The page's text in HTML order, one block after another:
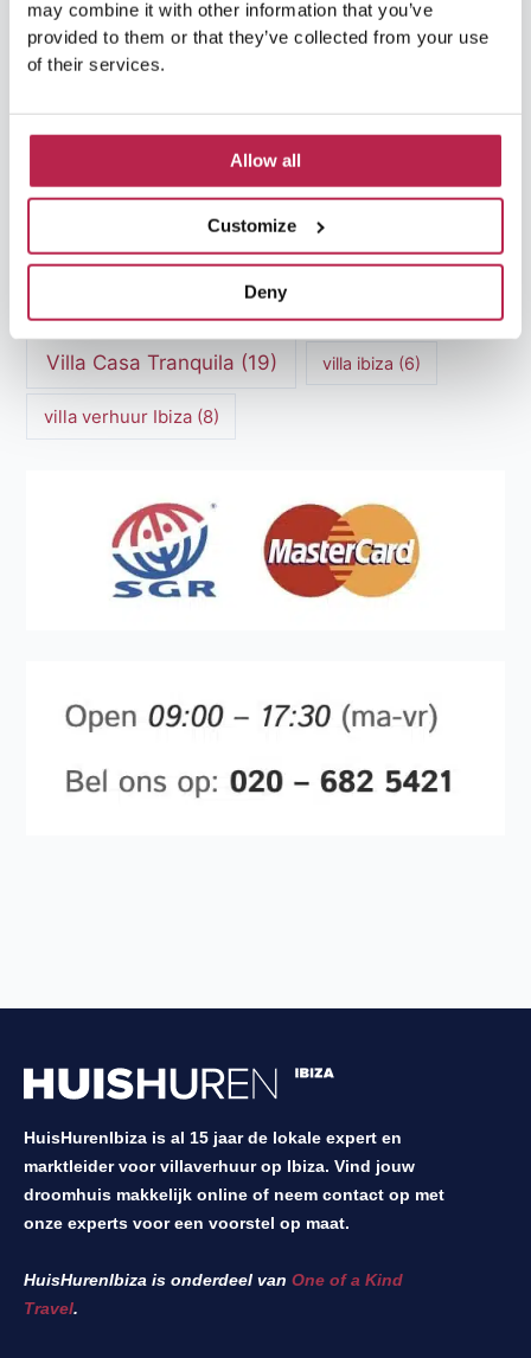
may combine it with other information that you’ve
provided to them or that they’ve collected from your use
of their services.
Allow all
Customize
Deny
Luxe Villa Verhuur
Luxe Villa Verhuur Ibiza(8) Middellandse Zee(5)
Natuurlijke schoonheid Ibiza(6)
Sa Pedrera de Cala d'Hort(5)
Villa Casa Tranquila (19) villa ibiza (6)
villa verhuur Ibiza(8)
HuisHurenIbiza is al 15 jaar de lokale expert en
marktleider voor villaverhuur op Ibiza. Vind jouw
droomhuis makkelijk online of neem contact op met
onze experts voor een voorstel op maat.
HuisHurenIbiza is onderdeel van One of a Kind
Travel.